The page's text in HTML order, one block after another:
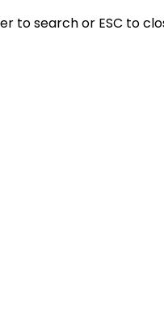
to search or ESC to